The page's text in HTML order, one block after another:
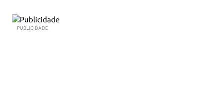
PUBLICIDADE